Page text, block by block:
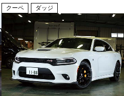
クーペ ダッジ